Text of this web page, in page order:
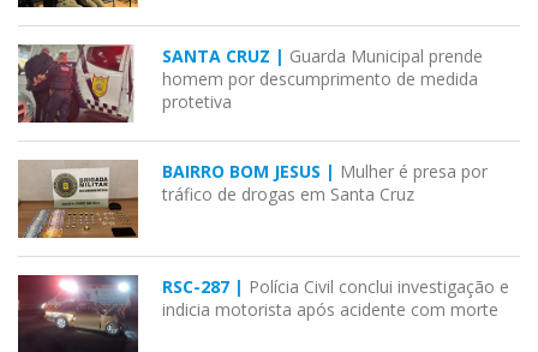
SANTA CRUZ | Guarda Municipal prende
homem por descumprimento de medida
protetiva
BAIRRO BOM JESUS | Mulher é presa por
tráfico de drogas em Santa Cruz
RSC-287 | Polícia Civil conclui investigação e
indicia motorista após acidente com morte